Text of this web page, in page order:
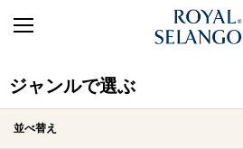
ジャンルで選ぶ
並べ替え